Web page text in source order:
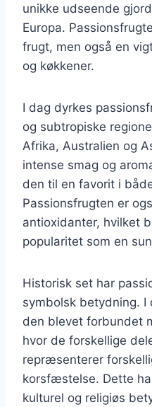
unikke udseende
Europa.
frugt, men også en
og køkkener.
I dag dyrkes
og subtropiske
Afrika, Australien og
intense smag og
den til en favorit i
Passionsfrugten er
antioxidanter, hvilket
popularitet som en
Historisk set har
symbolsk betydning.
den blevet forbundet
hvor de forskellige
repræsenterer
korsfæstelse. Dette
kulturel og religiøs